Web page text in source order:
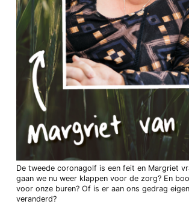
De tweede coronagolf is een feit en Margriet
gaan we nu weer klappen voor de zorg? En
voor onze buren? Of is er aan ons gedrag
veranderd?